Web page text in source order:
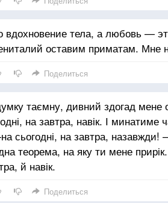
дні.
доля терезами.
сходили в мені.
несказанним.
вдохновение тела, а любовь —
оставим приматам. Мне
Поделиться
таємну, дивний здогад мене
на завтра, навік. І минатиме
сьогодні, на завтра,
теорема, на яку ти мене
й навік.
Поделиться